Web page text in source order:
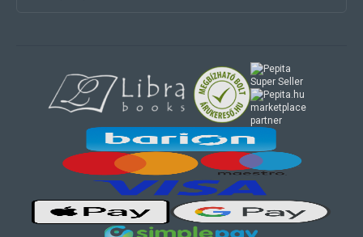
marketplace
partner